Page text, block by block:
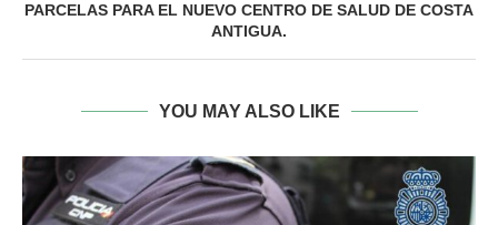
PARCELAS PARA EL NUEVO CENTRO DE SALUD DE COSTA
ANTIGUA.
YOU MAY ALSO LIKE